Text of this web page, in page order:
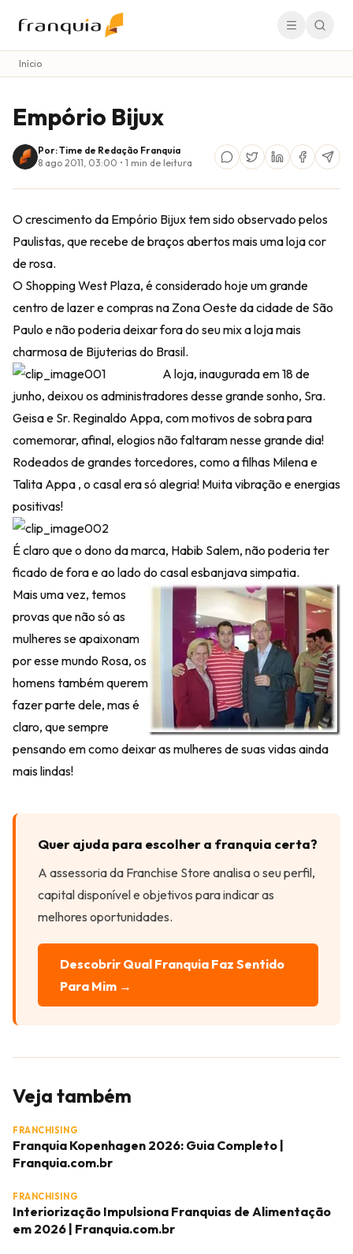
Início
Empório Bijux
Por: Time de Redação Franquia
8 ago 2011, 03:00 • 1 min de leitura
O crescimento da Empório Bijux tem sido observado pelos
Paulistas, que recebe de braços abertos mais uma loja cor
de rosa.
O Shopping West Plaza, é considerado hoje um grande
centro de lazer e compras na Zona Oeste da cidade de São
Paulo e não poderia deixar fora do seu mix a loja mais
charmosa de Bijuterias do Brasil.
A loja, inaugurada em 18 de
junho, deixou os administradores desse grande sonho, Sra.
Geisa e Sr. Reginaldo Appa, com motivos de sobra para
comemorar, afinal, elogios não faltaram nesse grande dia!
Rodeados de grandes torcedores, como a filhas Milena e
Talita Appa , o casal era só alegria! Muita vibração e energias
positivas!
É claro que o dono da marca, Habib Salem, não poderia ter
ficado de fora e ao lado do casal esbanjava simpatia.
Mais uma vez, temos
provas que não só as
mulheres se apaixonam
por esse mundo Rosa, os
homens também querem
fazer parte dele, mas é
claro, que sempre
pensando em como deixar as mulheres de suas vidas ainda
mais lindas!
Quer ajuda para escolher a franquia certa?
A assessoria da Franchise Store analisa o seu perfil,
capital disponível e objetivos para indicar as
melhores oportunidades.
Descobrir Qual Franquia Faz Sentido
Para Mim →
Veja também
FRANCHISING
Franquia Kopenhagen 2026: Guia Completo |
Franquia.com.br
FRANCHISING
Interiorização Impulsiona Franquias de Alimentação
em 2026 | Franquia.com.br